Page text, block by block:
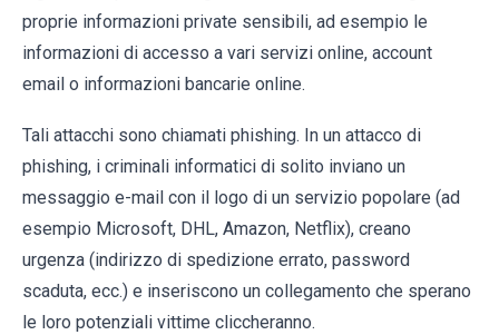
proprie informazioni private sensibili, ad esempio le
informazioni di accesso a vari servizi online, account
email o informazioni bancarie online.
Tali attacchi sono chiamati phishing. In un attacco di
phishing, i criminali informatici di solito inviano un
messaggio e-mail con il logo di un servizio popolare (ad
esempio Microsoft, DHL, Amazon, Netflix), creano
urgenza (indirizzo di spedizione errato, password
scaduta, ecc.) e inseriscono un collegamento che sperano
le loro potenziali vittime cliccheranno.